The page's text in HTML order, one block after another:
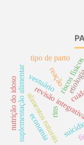
revisão
suplementação alimentaralimentos naturais
nutrição do idoso
riscos
rins
vestuário
economia
reação
tipo de parto